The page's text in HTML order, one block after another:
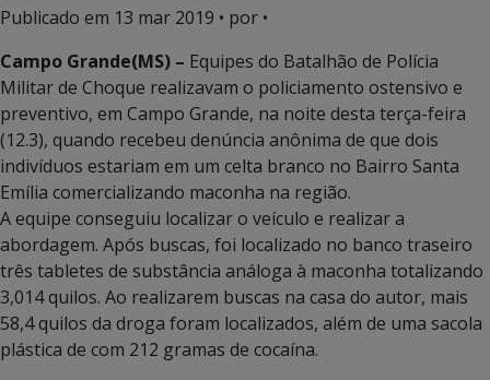
Publicado em 13 mar 2019 • por •
Campo Grande(MS) – Equipes do Batalhão de Polícia
Militar de Choque realizavam o policiamento ostensivo e
preventivo, em Campo Grande, na noite desta terça-feira
(12.3), quando recebeu denúncia anônima de que dois
indivíduos estariam em um celta branco no Bairro Santa
Emília comercializando maconha na região.
A equipe conseguiu localizar o veículo e realizar a
abordagem. Após buscas, foi localizado no banco traseiro
três tabletes de substância análoga à maconha totalizando
3,014 quilos. Ao realizarem buscas na casa do autor, mais
58,4 quilos da droga foram localizados, além de uma sacola
plástica de com 212 gramas de cocaína.